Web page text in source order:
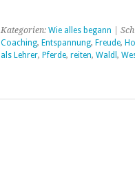
Kategorien: Wie alles begann |
Coaching, Entspannung, Freude,
als Lehrer, Pferde, reiten, Waldl ,